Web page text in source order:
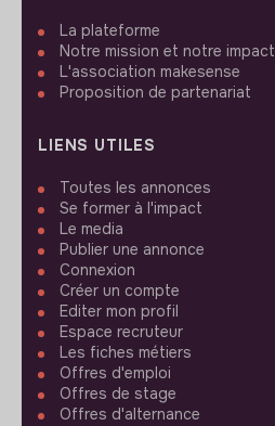
La plateforme
Notre mission et notre impact
L'association makesense
Proposition de partenariat
LIENS UTILES
Toutes les annonces
Se former à l'impact
Le media
Publier une annonce
Connexion
Créer un compte
Editer mon profil
Espace recruteur
Les fiches métiers
Offres d'emploi
Offres de stage
Offres d'alternance